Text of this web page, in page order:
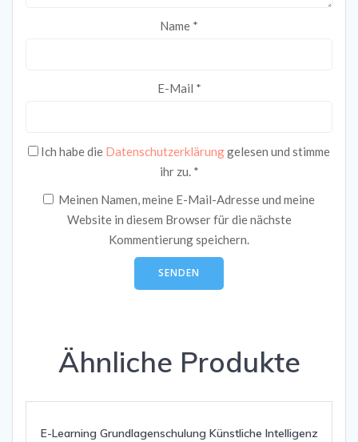
Name *
E-Mail *
Ich habe die Datenschutzerklärunggelesen und stimme
ihr zu. *
Meinen Namen, meine E-Mail-Adresse und meine
Website in diesem Browser für die nächste
Kommentierung speichern.
Ähnliche Produkte
E-Learning Grundlagenschulung Künstliche Intelligenz